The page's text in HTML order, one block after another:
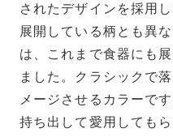
されたデザインを採用
展開している柄とも異
は、これまで食器にも
ました。クラシックで
メージさせるカラーで
持ち出して愛用しても